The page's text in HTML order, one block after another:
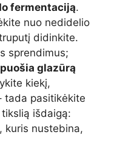
fermentaciją.
nuo nedidelio
didinkite.
sprendimus;
glazūrą
kiekį,
tada pasitikėkite
išdaigą:
kuris nustebina,